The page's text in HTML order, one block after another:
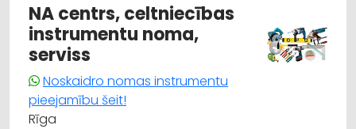
NA centrs, celtniecības
instrumentu noma,
serviss
Noskaidro nomas instrumentu
pieejamību šeit!
Rīga